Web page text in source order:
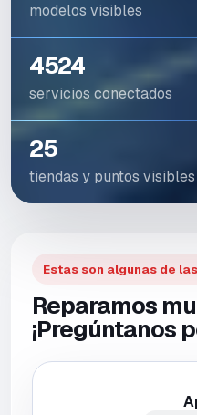
modelos visibles
4524
servicios conectados
25
tiendas y puntos visibles
Estas son algunas de
Reparamos
¡Pregúntanos